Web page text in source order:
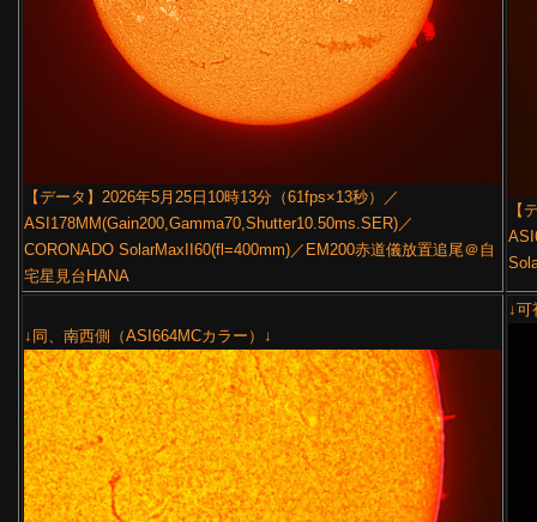
【データ】2026年5月25日10時13分（61fps×13秒）／
ASI178MM(Gain200,Gamma70,Shutter10.50ms.SER)／
CORONADO SolarMaxII60(fl=400mm)／EM200赤道儀放置追尾＠自
宅星見台HANA
【
↓同、南西側（ASI664MCカラー）↓
↓可